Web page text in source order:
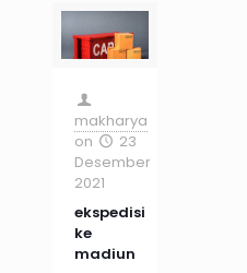
makharya
on
23
Desember
2021
ekspedisi
ke
madiun